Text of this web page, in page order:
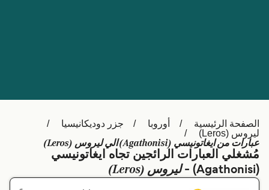
België (NL)
Ελλάδα
Belgique (FR)
Polska
Deutschland
Schweiz (DE)
Norge
Україна
الصفحة الرئيسية أوروبا
جزر دوديكانيسيا
ليروس (Leros)
عبارات من ايغاتونيسي (Agathonisi) الي ليروس (Leros)
مُشغلي العبارات الرائجين تجاه ايغاتونيسي
(Agathonisi) -
ليروس (Leros)